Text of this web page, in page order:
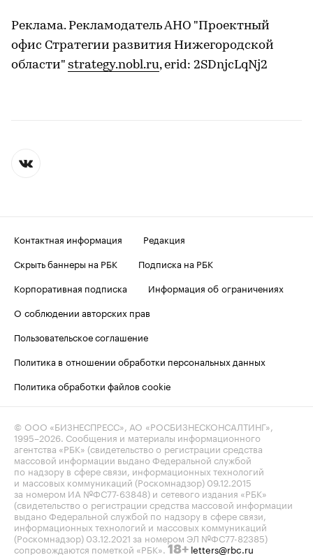
Реклама. Рекламодатель АНО "Проектный
офис Стратегии развития Нижегородской
области" strategy.nobl.ru, erid: 2SDnjcLqNj2
Контактная информация
Редакция
Скрыть баннеры на РБК
Подписка на РБК
Корпоративная подписка
Информация об ограничениях
О соблюдении авторских прав
Пользовательское соглашение
Политика в отношении обработки персональных данных
Политика обработки файлов cookie
© ООО «БИЗНЕСПРЕСС», АО «РОСБИЗНЕСКОНСАЛТИНГ»,
1995–2026 . Сообщения и материалы информационного
агентства «РБК» (свидетельство о регистрации средства
массовой информации выдано Федеральной службой
по надзору в сфере связи, информационных технологий
и массовых коммуникаций (Роскомнадзор) 09.12.2015
за номером ИА №ФС77-63848) и сетевого издания «РБК»
(свидетельство о регистрации средства массовой информации
выдано Федеральной службой по надзору в сфере связи,
информационных технологий и массовых коммуникаций
(Роскомнадзор) 03.12.2021 за номером ЭЛ №ФС77-82385)
сопровождаются пометкой «РБК». 18+ letters@rbc.ru